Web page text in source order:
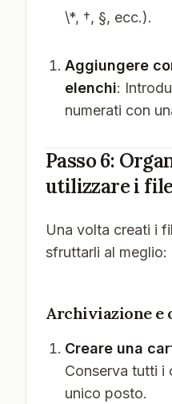
\*, †, §, ecc.).
Aggiungere
elenchi:
numerati con
Passo 6:
utilizzare i
Una volta creati i
sfruttarli al meglio:
Archiviazione e
Creare una
Conserva tutti i
unico posto.